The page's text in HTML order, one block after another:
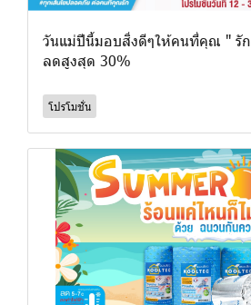
วันแม่ปีนี้มอบสิ่งดีๆให้คนที่คุณ " รัก
ลดสูงสุด 30%
โปรโมชั่น